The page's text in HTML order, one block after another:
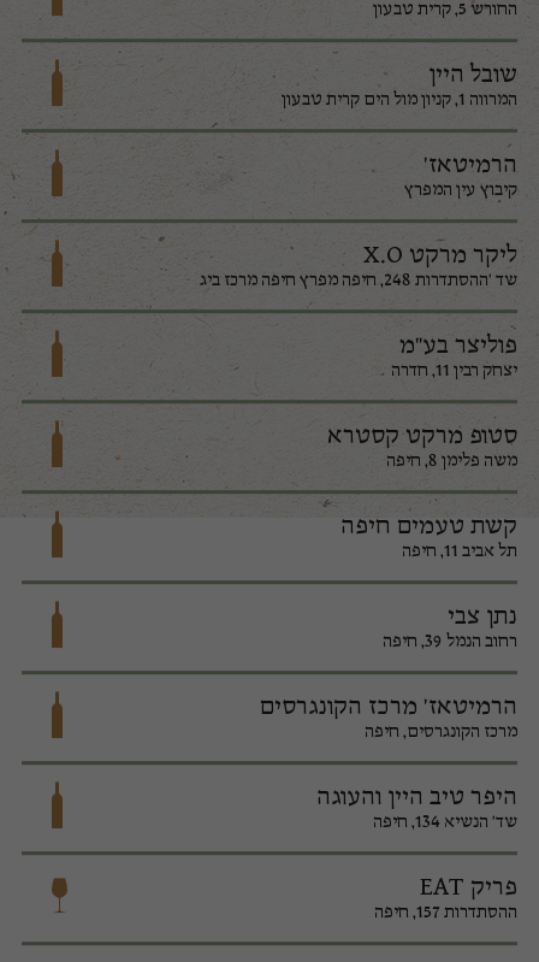
החורש 5, קרית טבעון
שובל היין
המרווה 1, קניון מול הים קרית טבעון
הרמיטאז'
קיבוץ עין המפרץ
ליקר מרקט X.O
שד 'ההסתדרות 248, חיפה מפרץ חיפה מרכז ביג
פוליצר בע"מ
יצחק רבין 11, חדרה
סטופ מרקט קסטרא
משה פלימן 8, חיפה
קשת טעמים חיפה
תל אביב 11, חיפה
נתן צבי
רחוב הנמל 39, חיפה
הרמיטאז' מרכז הקונגרסים
מרכז הקונגרסים, חיפה
היפר טיב היין והעוגה
שד' הנשיא 134, חיפה
פריק EAT
ההסתדרות 157, חיפה